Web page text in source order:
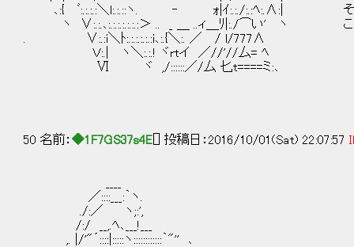
､:{ ﾞ:.:.:.:＼l:.:.::ヽ. ‐ ｫ|ｲ:.:./:.:ﾍ:.∧:| それを
ヽ ∨:.:.､:.:.:.:.:.:.:＞ .. _ ＿ ..ィ＿ﾘ|:./⌒い' ヽ こなたさ
. ∨:.:i＼ﾄ:.:.:.:.:.:i､:.{＼:. ／ / l/777∧
Ｖ:.| ヽ＼:.:.! ヾrtイ ／//'//厶= ﾍ
Ⅵ ヾ ,/::::::／/厶 匕t====ミ:､
50 名前： ◆1F7GS37s4E [] 投稿日：2016/10/01(Sat) 22:07:57
／::::___:｀ヽ.
./:／ ヽ;:',
/:/ __,.ﾍ､___!___
,. |/'"´::::|:::::ヽ::::::::::::｀"'' ､